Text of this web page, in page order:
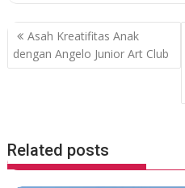
o
o
A
p
P
o
a
v
Asah Kreatifitas Anak
dengan Angelo Junior Art Club
Related posts